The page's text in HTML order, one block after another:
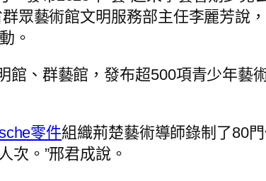
眾藝術館文明服務部主任李麗芳說
。
館、群藝館，發布超500項青少年藝
零件組織荊楚藝術導師錄制了80
次。”邢君成說。